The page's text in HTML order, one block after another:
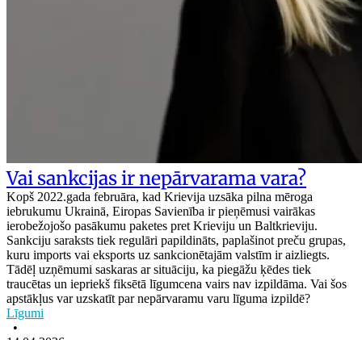
Vai sankcijas ir nepārvarama vara?
Kopš 2022.gada februāra, kad Krievija uzsāka pilna mēroga
iebrukumu Ukrainā, Eiropas Savienība ir pieņēmusi vairākas
ierobežojošo pasākumu paketes pret Krieviju un Baltkrieviju.
Sankciju saraksts tiek regulāri papildināts, paplašinot preču grupas,
kuru imports vai eksports uz sankcionētajām valstīm ir aizliegts.
Tādēļ uzņēmumi saskaras ar situāciju, ka piegāžu ķēdes tiek
traucētas un iepriekš fiksētā līgumcena vairs nav izpildāma. Vai šos
apstākļus var uzskatīt par nepārvaramu varu līguma izpildē?
Līgumi
•